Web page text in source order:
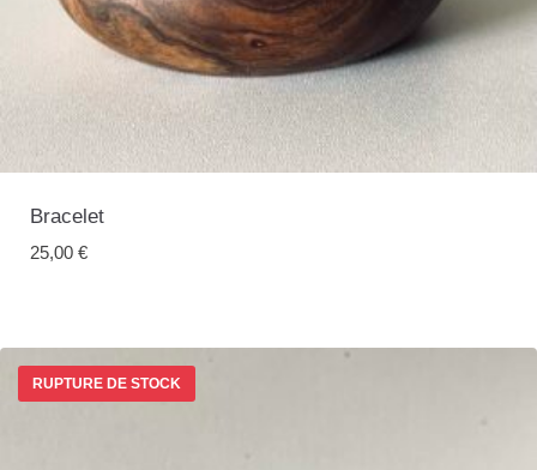
Bracelet
25,00 €
RUPTURE DE STOCK